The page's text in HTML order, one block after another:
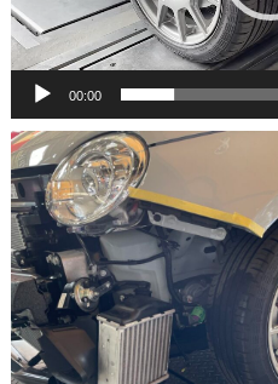
ヤ
ー
00:00